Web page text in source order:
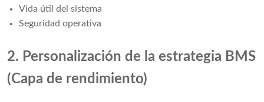
Vida útil del sistema
Seguridad operativa
2. Personalización de la estrategia BMS
(Capa de rendimiento)